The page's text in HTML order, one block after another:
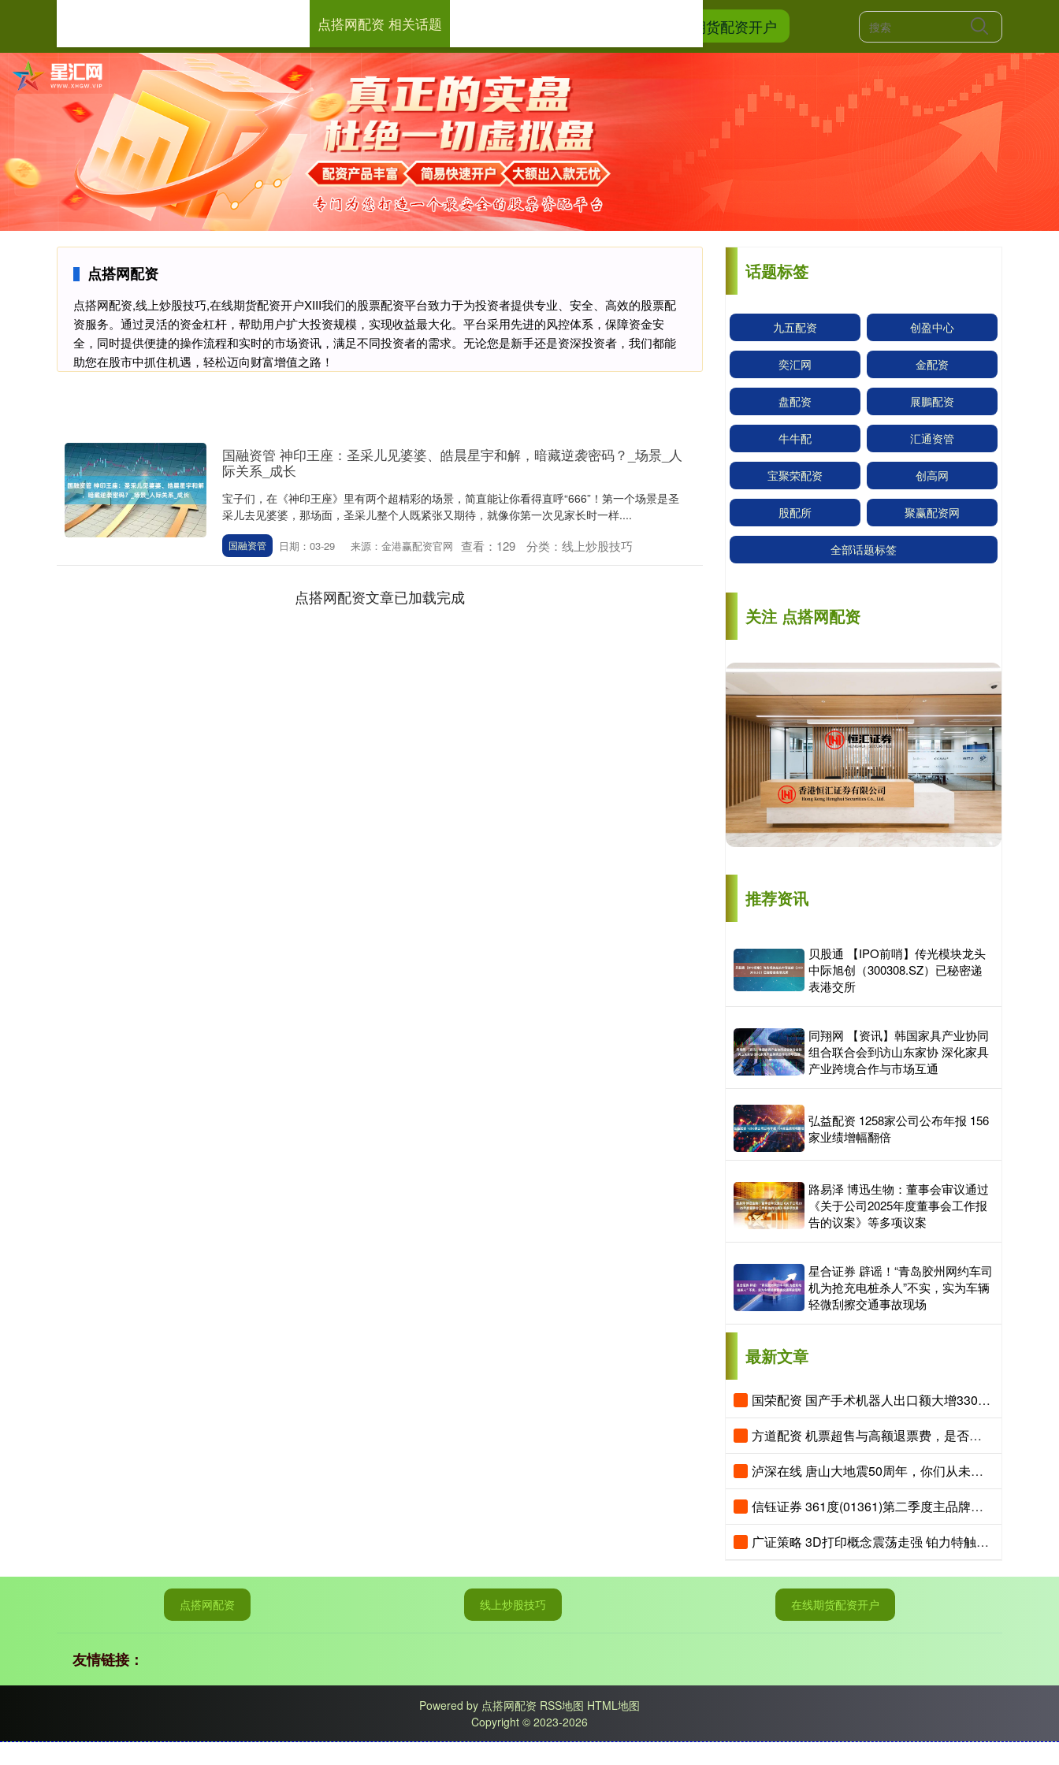
点搭网配资 在线期货配资开户
点搭网配资
点搭网配资,线上炒股技巧,在线期货配资开户XIII‌我们的股票配资平台致力于为投资者提供专业、安全、高效的股票配
资服务。通过灵活的资金杠杆，帮助用户扩大投资规模，实现收益最大化。平台采用先进的风控体系，保障资金安
全，同时提供便捷的操作流程和实时的市场资讯，满足不同投资者的需求。无论您是新手还是资深投资者，我们都能
助您在股市中抓住机遇，轻松迈向财富增值之路！
点搭网配资 相关话题
国融资管 神印王座：圣采儿见婆婆、皓晨星宇和解，暗藏逆袭密码？_场景_人
际关系_成长
宝子们，在《神印王座》里有两个超精彩的场景，简直能让你看得直呼“666”！第一个场景是圣
采儿去见婆婆，那场面，圣采儿整个人既紧张又期待，就像你第一次见家长时一样....
国融资管 日期：03-29 来源：金港赢配资官网 查看： 129 分类： 线上炒股技巧
点搭网配资文章已加载完成
话题标签
九五配资 创盈中心
奕汇网 金配资
盘配资 展鵬配资
牛牛配 汇通资管
宝聚荣配资 创高网
股配所 聚赢配资网
全部话题标签
关注 点搭网配资
推荐资讯
贝股通 【IPO前哨】传光模块龙头
中际旭创（300308.SZ）已秘密递
表港交所
同翔网 【资讯】韩国家具产业协同
组合联合会到访山东家协 深化家具
产业跨境合作与市场互通
弘益配资 1258家公司公布年报 156
家业绩增幅翻倍
路易泽 博迅生物：董事会审议通过
《关于公司2025年度董事会工作报
告的议案》等多项议案
星合证券 辟谣！“青岛胶州网约车司
机为抢充电桩杀人”不实，实为车辆
轻微刮擦交通事故现场
最新文章
国荣配资 国产手术机器人出口额大增330%，“新新三样”圈粉全球
方道配资 机票超售与高额退票费，是否触碰公平消费底线？
泸深在线 唐山大地震50周年，你们从未走远，我们从未忘记！
信钰证券 361度(01361)第二季度主品牌产品零售额同比取得中高单位数的正增长
广证策略 3D打印概念震荡走强 铂力特触及20cm涨停
点搭网配资 线上炒股技巧 在线期货配资开户
友情链接：
Powered by 点搭网配资 RSS地图 HTML地图
Copyright © 2023-2026